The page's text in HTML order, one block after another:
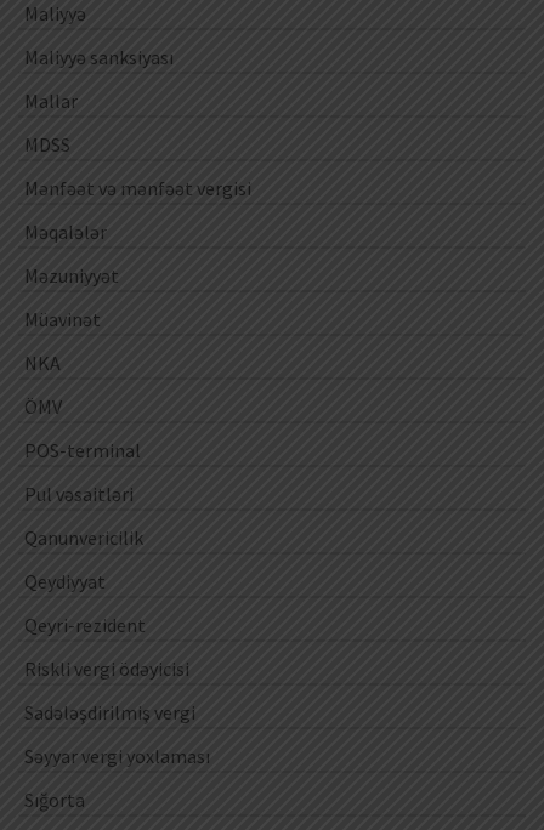
Maliyyə
Maliyyə sanksiyası
Mallar
MDSS
Mənfəət və mənfəət vergisi
Məqalələr
Məzuniyyət
Müavinət
NKA
ÖMV
POS-terminal
Pul vəsaitləri
Qanunvericilik
Qeydiyyat
Qeyri-rezident
Riskli vergi ödəyicisi
Sadələşdirilmiş vergi
Səyyar vergi yoxlaması
Sığorta